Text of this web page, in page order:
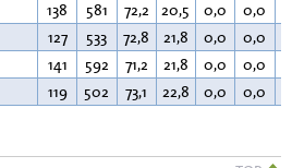
138 581 72,2 20,5 0,0 0,0
127 533 72,8 21,8 0,0 0,0
141 592 71,2 21,8 0,0 0,0
119 502 73,1 22,8 0,0 0,0